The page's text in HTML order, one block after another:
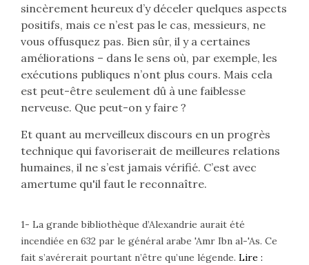
sincèrement heureux d’y déceler quelques aspects
positifs, mais ce n’est pas le cas, messieurs, ne
vous offusquez pas. Bien sûr, il y a certaines
améliorations – dans le sens où, par exemple, les
exécutions publiques n’ont plus cours. Mais cela
est peut-être seulement dû à une faiblesse
nerveuse. Que peut-on y faire ?
Et quant au merveilleux discours en un progrès
technique qui favoriserait de meilleures relations
humaines, il ne s’est jamais vérifié. C’est avec
amertume qu'il faut le reconnaître.
1- La grande bibliothèque d’Alexandrie aurait été
incendiée en 632 par le général arabe 'Amr Ibn al-'As. Ce
fait s’avérerait pourtant n’être qu’une légende. Lire :